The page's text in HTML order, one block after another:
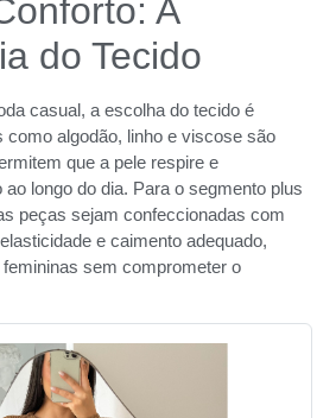
A
do Tecido
casual, a escolha do tecido é
como algodão, linho e viscose são
que a pele respire e
longo do dia. Para o segmento plus
peças sejam confeccionadas com
e caimento adequado,
sem comprometer o